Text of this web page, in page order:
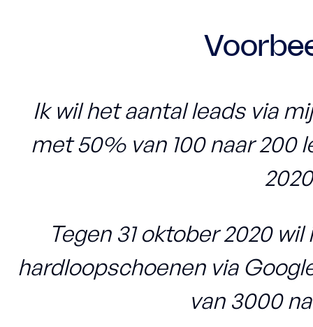
Ik wil het aantal leads via
met 50% van 100 naar 200
Tegen 31 oktober 2020
hardloopschoenen via
van 3000